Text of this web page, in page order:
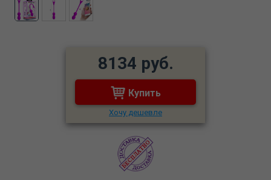
8134 руб.
Купить
Хочу дешевле